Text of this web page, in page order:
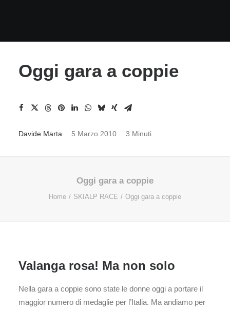
Oggi gara a coppie
Davide Marta 5 Marzo 2010 3 Minuti
Oggi gara a coppie
Home SKIALP RACE Oggi gara a coppie
Valanga rosa! Ma non solo
Nella gara a coppie sono state le donne oggi a portare il
maggior numero di medaglie per l’Italia. Ma andiamo per